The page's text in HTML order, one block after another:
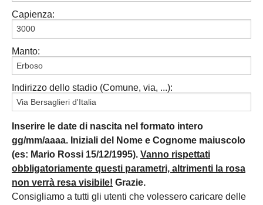
Capienza:
Manto:
Indirizzo dello stadio (Comune, via, ...):
Inserire le date di nascita nel formato intero
gg/mm/aaaa. Iniziali del Nome e Cognome maiuscolo
(es: Mario Rossi 15/12/1995). Vanno rispettati
obbligatoriamente questi parametri, altrimenti la rosa
non verrà resa visibile! Grazie.
Consigliamo a tutti gli utenti che volessero caricare delle